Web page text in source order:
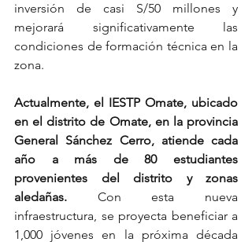
inversión de casi S/50 millones y
mejorará significativamente las
condiciones de formación técnica en la
zona.
Actualmente, el IESTP Omate, ubicado
en el distrito de Omate, en la provincia
General Sánchez Cerro, atiende cada
año a más de 80 estudiantes
provenientes del distrito y zonas
aledañas. Con esta nueva
infraestructura, se proyecta beneficiar a
1,000 jóvenes en la próxima década